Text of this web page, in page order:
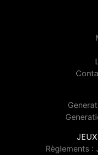
Règlements :